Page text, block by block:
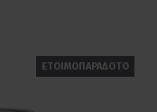
ΕΤΟΙΜΟΠΑΡΑΔΟΤΟ